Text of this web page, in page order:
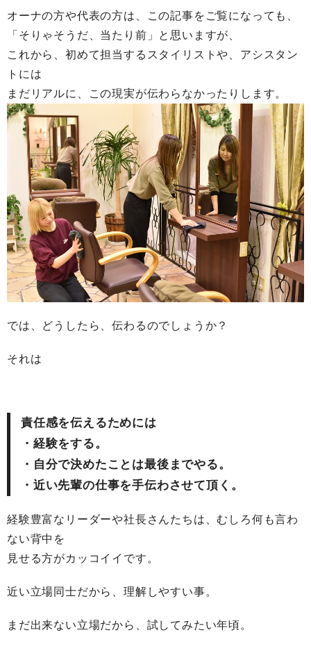
オーナの方や代表の方は、この記事をご覧になっても、
「そりゃそうだ、当たり前」と思いますが、
これから、初めて担当するスタイリストや、アシスタン
トには
まだリアルに、この現実が伝わらなかったりします。
では、どうしたら、伝わるのでしょうか？
それは
責任感を伝えるためには
・経験をする。
・自分で決めたことは最後までやる。
・近い先輩の仕事を手伝わさせて頂く。
経験豊富なリーダーや社長さんたちは、むしろ何も言わ
ない背中を
見せる方がカッコイイです。
近い立場同士だから、理解しやすい事。
まだ出来ない立場だから、試してみたい年頃。